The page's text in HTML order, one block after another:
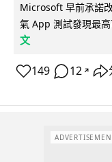
Microsoft 早前承諾
氣 App 測試發現最
文
149 12 ↗